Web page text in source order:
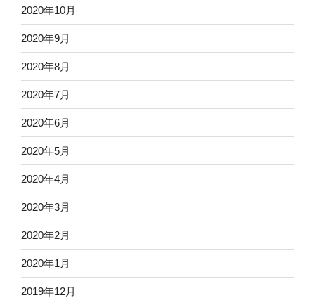
2020年10月
2020年9月
2020年8月
2020年7月
2020年6月
2020年5月
2020年4月
2020年3月
2020年2月
2020年1月
2019年12月